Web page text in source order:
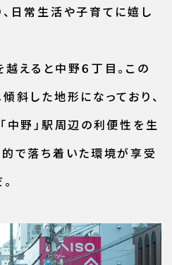
日常生活や子育てに嬉し
えると中野６丁目。この
斜した地形になっており、
中野」駅周辺の利便性を生
で落ち着いた環境が享受